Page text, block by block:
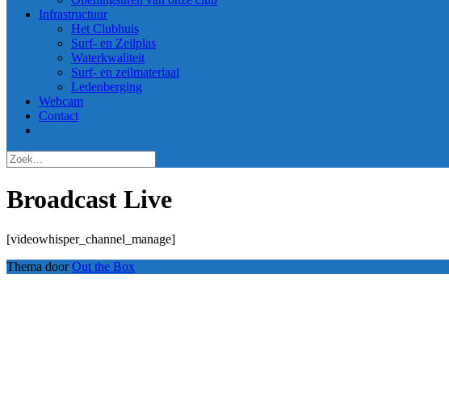
Infrastructuur
Het Clubhuis
Surf- en Zeilplas
Waterkwaliteit
Surf- en zeilmateriaal
Ledenberging
Webcam
Contact
Broadcast Live
[videowhisper_channel_manage]
Thema doorOut the Box